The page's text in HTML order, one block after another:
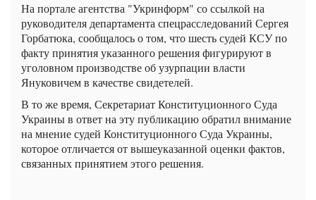
На портале агентства "Укринформ" со ссылкой на
руководителя департамента спецрасследований Сергея
Горбатюка, сообщалось о том, что шесть судей КСУ по
факту принятия указанного решения фигурируют в
уголовном производстве об узурпации власти
Януковичем в качестве свидетелей.
В то же время, Секретариат Конституционного Суда
Украины в ответ на эту публикацию обратил внимание
на мнение судей Конституционного Суда Украины,
которое отличается от вышеуказанной оценки фактов,
связанных принятием этого решения.